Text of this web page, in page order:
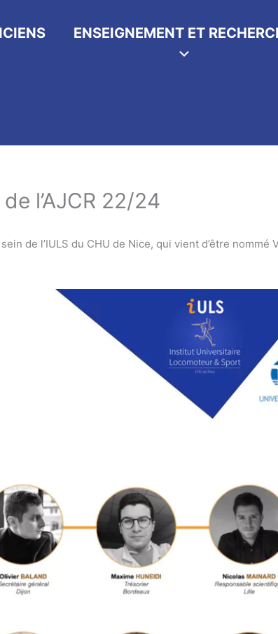
ENSEIGNEMENT ET
l’AJCR 22/24
de l’IULS du CHU de Nice, qui vient d’être nommé